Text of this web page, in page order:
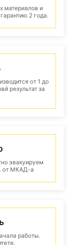
материалов и
2 года.
от 1 до
результат за
эвакуируем
от МКАД-а
работы.